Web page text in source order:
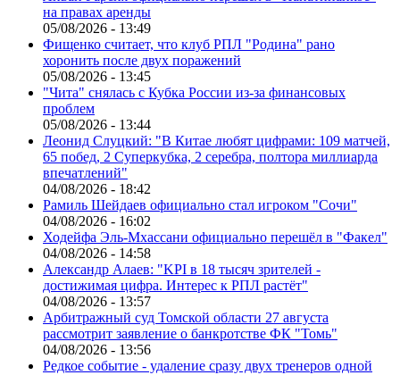
на правах аренды
05/08/2026 - 13:49
Фищенко считает, что клуб РПЛ "Родина" рано
хоронить после двух поражений
05/08/2026 - 13:45
"Чита" снялась с Кубка России из-за финансовых
проблем
05/08/2026 - 13:44
Леонид Слуцкий: "В Китае любят цифрами: 109 матчей,
65 побед, 2 Суперкубка, 2 серебра, полтора миллиарда
впечатлений"
04/08/2026 - 18:42
Рамиль Шейдаев официально стал игроком "Сочи"
04/08/2026 - 16:02
Ходейфа Эль-Мхассани официально перешёл в "Факел"
04/08/2026 - 14:58
Александр Алаев: "KPI в 18 тысяч зрителей -
достижимая цифра. Интерес к РПЛ растёт"
04/08/2026 - 13:57
Арбитражный суд Томской области 27 августа
рассмотрит заявление о банкротстве ФК "Томь"
04/08/2026 - 13:56
Редкое событие - удаление сразу двух тренеров одной